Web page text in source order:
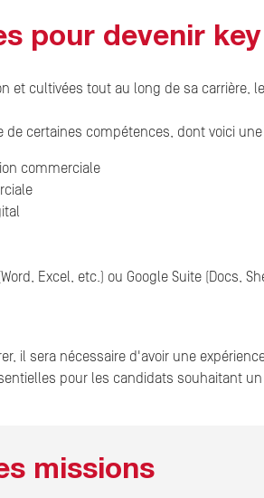
pour devenir
et cultivées tout au long de sa carrière,
certaines compétences, dont voici
commerciale
Excel, etc.) ou Google Suite (Docs,
il sera nécessaire d'avoir une
pour les candidats souhaitant
missions